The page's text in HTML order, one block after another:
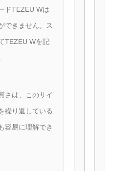
ドTEZEU Wは
できません。ス
TEZEU Wを記
さは、このサイ
繰り返している
容易に理解でき